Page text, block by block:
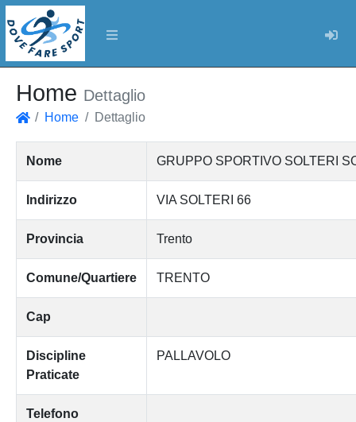
Home Dettaglio
Home Dettaglio
Nome GRUPPO SPORTIVO SOLTERI
Indirizzo VIA SOLTERI 66
Provincia Trento
Comune/Quartiere TRENTO
Cap
Discipline
Praticate
PALLAVOLO
Telefono